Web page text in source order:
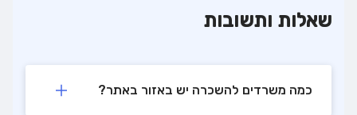
שאלות ותשובות
כמה משרדים להשכרה יש באזור באתר?